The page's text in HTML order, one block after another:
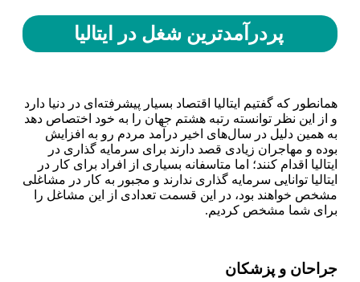
پردرآمدترین شغل در ایتالیا
همانطور که گفتیم ایتالیا اقتصاد بسیار پیشرفته‌ای در دنیا دارد
و از این نظر توانسته رتبه هشتم جهان را به خود اختصاص دهد
به همین دلیل در سال‌های اخیر درآمد مردم رو به افزایش
بوده و مهاجران زیادی قصد دارند برای سرمایه گذاری در
ایتالیا اقدام کنند؛ اما متاسفانه بسیاری از افراد برای کار در
ایتالیا توانایی سرمایه گذاری ندارند و مجبور به کار در مشاغلی
مشخص خواهند بود، در این قسمت تعدادی از این مشاغل را
برای شما مشخص کردیم.
جراحان و پزشکان